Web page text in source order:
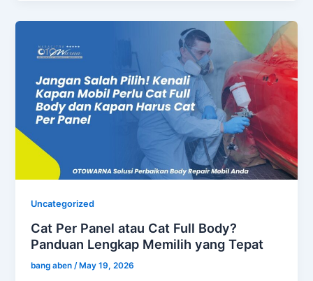
Uncategorized
Cat Per Panel atau Cat Full Body?
Panduan Lengkap Memilih yang Tepat
bang aben/May 19, 2026